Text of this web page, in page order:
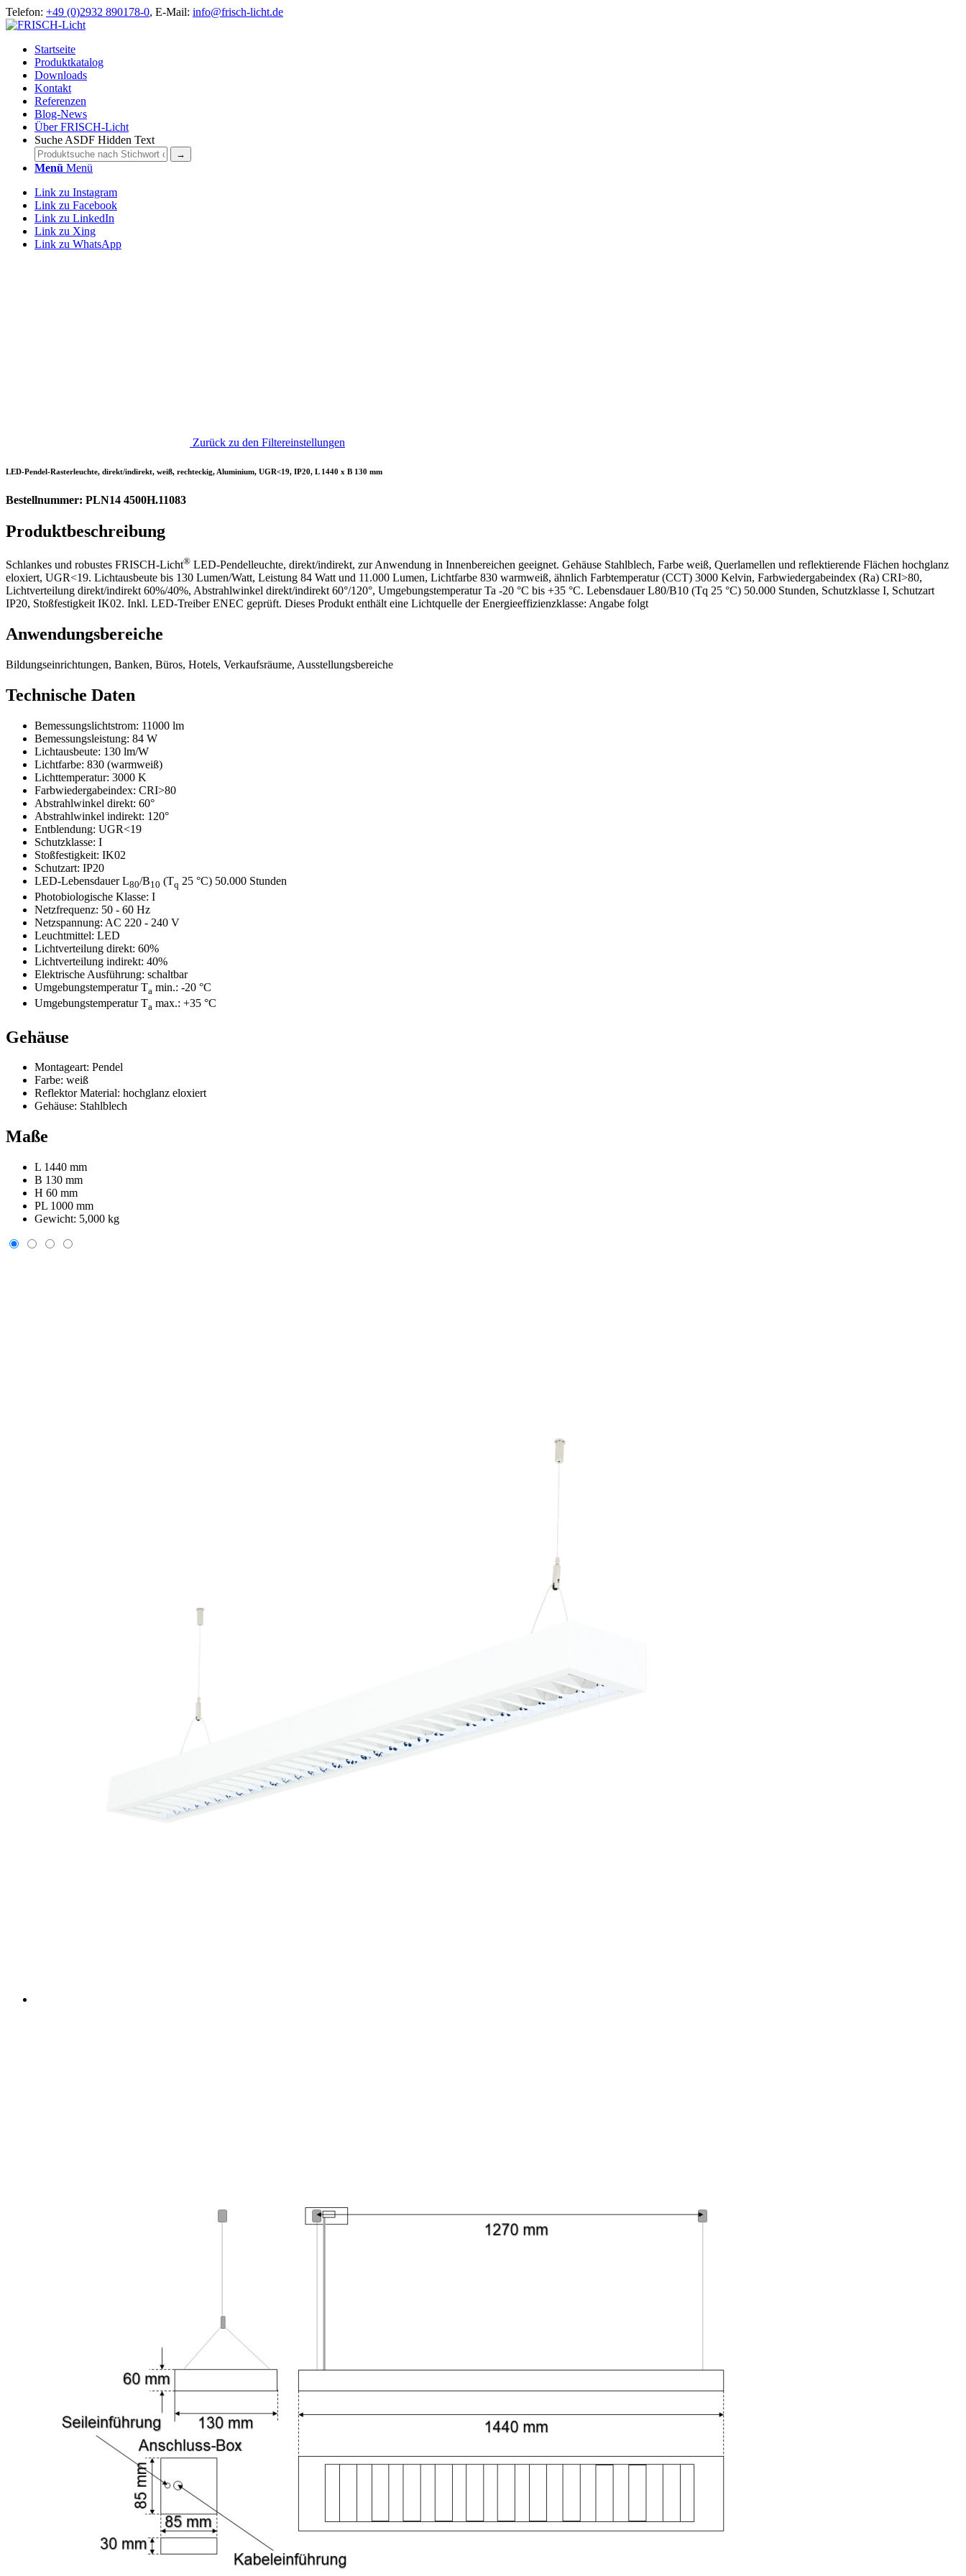
Telefon: +49 (0)2932 890178-0, E-Mail: info@frisch-licht.de
Startseite
Produktkatalog
Downloads
Kontakt
Referenzen
Blog-News
Über FRISCH-Licht
Suche ASDF Hidden Text
Menü Menü
Link zu Instagram
Link zu Facebook
Link zu LinkedIn
Link zu Xing
Link zu WhatsApp
Zurück zu den Filtereinstellungen
LED-Pendel-Rasterleuchte, direkt/indirekt, weiß, rechteckig, Aluminium, UGR<19, IP20, L 1440 x B 130 mm
Bestellnummer: PLN14 4500H.11083
Produktbeschreibung
Schlankes und robustes FRISCH-Licht® LED-Pendelleuchte, direkt/indirekt, zur Anwendung in Innenbereichen geeignet. Gehäuse Stahlblech, Farbe weiß, Querlamellen und reflektierende Flächen hochglanz
eloxiert, UGR<19. Lichtausbeute bis 130 Lumen/Watt, Leistung 84 Watt und 11.000 Lumen, Lichtfarbe 830 warmweiß, ähnlich Farbtemperatur (CCT) 3000 Kelvin, Farbwiedergabeindex (Ra) CRI>80,
Lichtverteilung direkt/indirekt 60%/40%, Abstrahlwinkel direkt/indirekt 60°/120°, Umgebungstemperatur Ta -20 °C bis +35 °C. Lebensdauer L80/B10 (Tq 25 °C) 50.000 Stunden, Schutzklasse I, Schutzart
IP20, Stoßfestigkeit IK02. Inkl. LED-Treiber ENEC geprüft. Dieses Produkt enthält eine Lichtquelle der Energieeffizienzklasse: Angabe folgt
Anwendungsbereiche
Bildungseinrichtungen, Banken, Büros, Hotels, Verkaufsräume, Ausstellungsbereiche
Technische Daten
Bemessungslichtstrom: 11000 lm
Bemessungsleistung: 84 W
Lichtausbeute: 130 lm/W
Lichtfarbe: 830 (warmweiß)
Lichttemperatur: 3000 K
Farbwiedergabeindex: CRI>80
Abstrahlwinkel direkt: 60°
Abstrahlwinkel indirekt: 120°
Entblendung: UGR<19
Schutzklasse: I
Stoßfestigkeit: IK02
Schutzart: IP20
LED-Lebensdauer L80/B10 (Tq 25 °C) 50.000 Stunden
Photobiologische Klasse: I
Netzfrequenz: 50 - 60 Hz
Netzspannung: AC 220 - 240 V
Leuchtmittel: LED
Lichtverteilung direkt: 60%
Lichtverteilung indirekt: 40%
Elektrische Ausführung: schaltbar
Umgebungstemperatur Ta min.: -20 °C
Umgebungstemperatur Ta max.: +35 °C
Gehäuse
Montageart: Pendel
Farbe: weiß
Reflektor Material: hochglanz eloxiert
Gehäuse: Stahlblech
Maße
L 1440 mm
B 130 mm
H 60 mm
PL 1000 mm
Gewicht: 5,000 kg